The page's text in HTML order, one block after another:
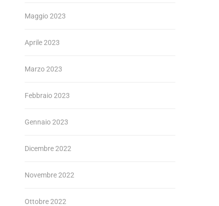
Maggio 2023
Aprile 2023
Marzo 2023
Febbraio 2023
Gennaio 2023
Dicembre 2022
Novembre 2022
Ottobre 2022